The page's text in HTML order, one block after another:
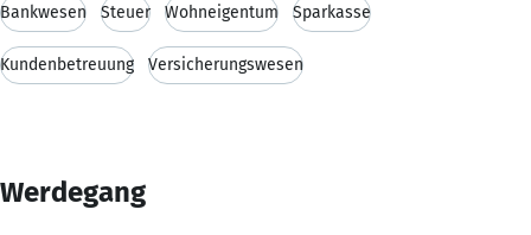
Bankwesen Steuer Wohneigentum Sparkasse
Kundenbetreuung Versicherungswesen
Werdegang